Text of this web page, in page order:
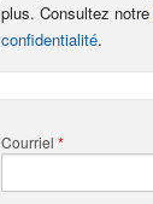
plus. Consultez notre
confidentialité.
Courriel *